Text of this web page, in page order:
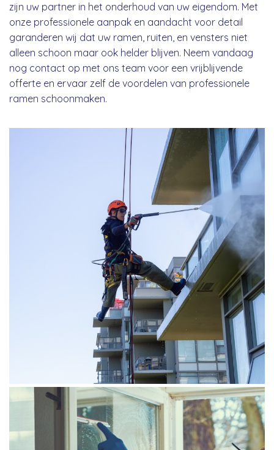
zijn uw partner in het onderhoud van uw eigendom. Met
onze professionele aanpak en aandacht voor detail
garanderen wij dat uw ramen, ruiten, en vensters niet
alleen schoon maar ook helder blijven. Neem vandaag
nog contact op met ons team voor een vrijblijvende
offerte en ervaar zelf de voordelen van professionele
ramen schoonmaken.